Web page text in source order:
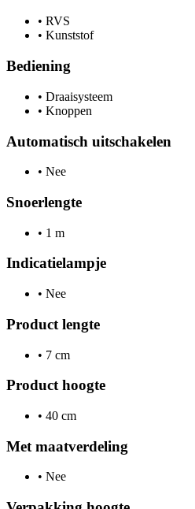
• RVS
• Kunststof
Bediening
• Draaisysteem
• Knoppen
Automatisch uitschakelen
• Nee
Snoerlengte
• 1 m
Indicatielampje
• Nee
Product lengte
• 7 cm
Product hoogte
• 40 cm
Met maatverdeling
• Nee